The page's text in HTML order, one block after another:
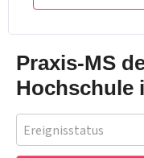
Praxis-MS
Hochschule
Ereignisstatus